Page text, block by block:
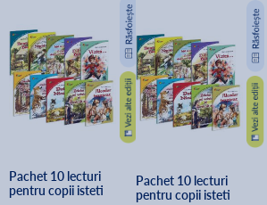
Pachet 10 lecturi
pentru copii isteti
Pachet 10 lecturi
pentru copii isteti